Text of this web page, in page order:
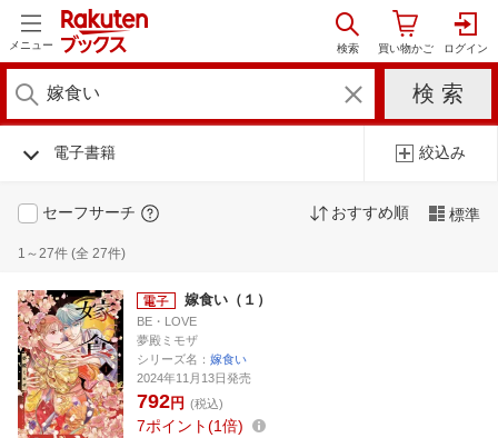
メニュー
電子書籍 絞込み
セーフサーチ おすすめ順 標準
1～27件 (全 27件)
嫁食い（１）
BE・LOVE
夢殿ミモザ
シリーズ名： 嫁食い
2024年11月13日発売
792円 (税込)
7ポイント 1倍